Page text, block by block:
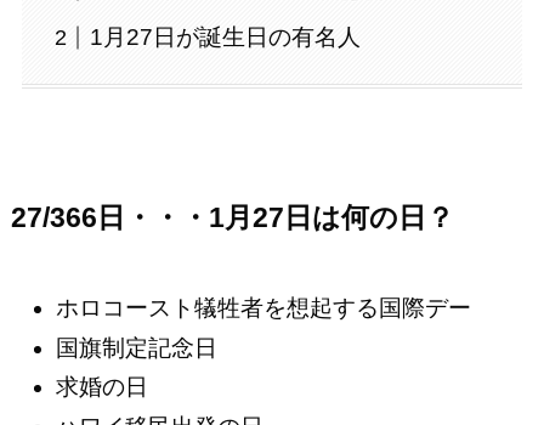
1月27日が誕生日の有名人
27/366日・・・1月27日は何の日？
ホロコースト犠牲者を想起する国際デー
国旗制定記念日
求婚の日